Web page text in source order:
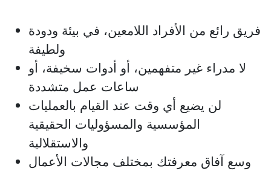
فريق رائع من الأفراد اللامعين، في بيئة ودودة
ولطيفة
لا مدراء غير متفهمين، أو أدوات سخيفة، أو
ساعات عمل متشددة
لن يضيع أي وقت عند القيام بالعمليات
المؤسسية والمسؤوليات الحقيقية
والاستقلالية
وسع آفاق معرفتك بمختلف مجالات الأعمال